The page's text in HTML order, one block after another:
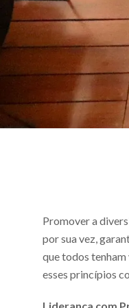
Promover a
por sua vez,
que todos tenham
esses princípios